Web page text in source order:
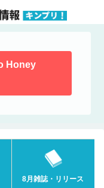
Honey
8月雑誌・リリース